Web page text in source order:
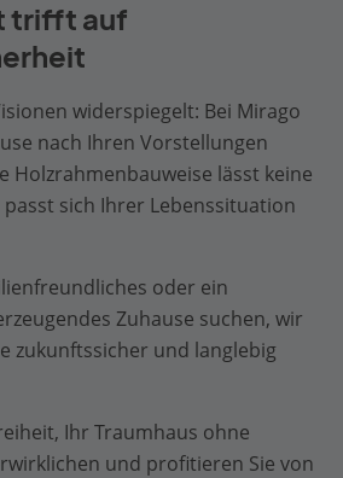
trifft auf
widerspiegelt: Bei Mirago
nach Ihren Vorstellungen
Holzrahmenbauweise lässt keine
sich Ihrer Lebenssituation
oder ein
Zuhause suchen, wir
zukunftssicher und langlebig
Ihr Traumhaus ohne
und profitieren Sie von